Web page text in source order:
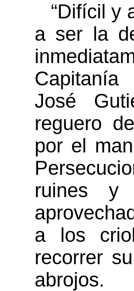
“Difícil y
a ser la
José
reguero
por el
ruines y
a los
recorrer
abrojos.